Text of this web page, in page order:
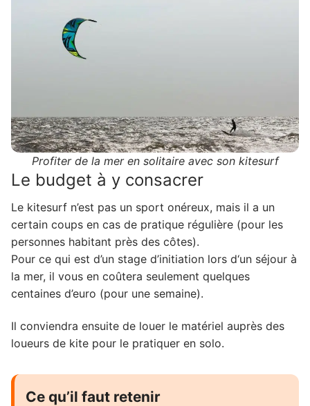
Profiter de la mer en solitaire avec son kitesurf
Le budget à y consacrer
Le kitesurf n’est pas un sport onéreux, mais il a un
certain coups en cas de pratique régulière (pour les
personnes habitant près des côtes).
Pour ce qui est d’un stage d’initiation lors d‘un séjour à
la mer, il vous en coûtera seulement quelques
centaines d’euro (pour une semaine).
Il conviendra ensuite de louer le matériel auprès des
loueurs de kite pour le pratiquer en solo.
Ce qu’il faut retenir